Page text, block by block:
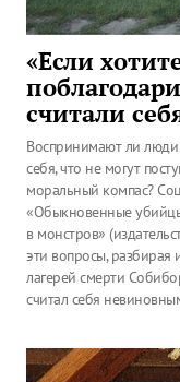
«Если
считали
Воспринимают ли люди
себя, что не могут
моральный компас?
«Обыкновенные
в монстров»
эти вопросы,
лагерей смерти
считал себя